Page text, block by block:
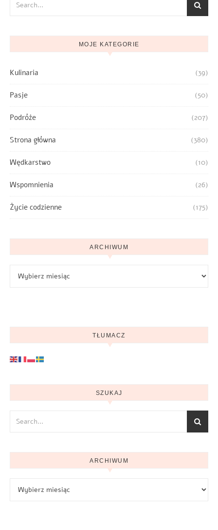
MOJE KATEGORIE
Kulinaria (39)
Pasje (50)
Podróże (207)
Strona główna (380)
Wędkarstwo (10)
Wspomnienia (26)
Życie codzienne (175)
ARCHIWUM
TŁUMACZ
SZUKAJ
ARCHIWUM